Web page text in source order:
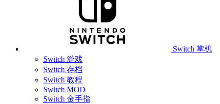
Switch 掌机
Switch 游戏
Switch 存档
Switch 教程
Switch MOD
Switch 金手指